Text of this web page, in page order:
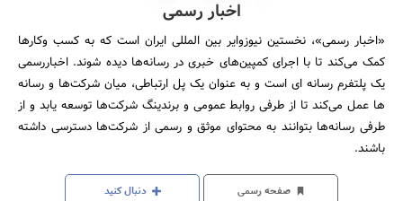
اخبار رسمی
«اخبار رسمی»، نخستین نیوزوایر بین المللی ایران است که به کسب وکارها
کمک می‌‎کند تا با اجرای کمپین‌های خبری در رسانه‌ها دیده شوند. اخباررسمی
یک پلتفرم رسانه ای است و به عنوان یک پل ارتباطی، میان شرکت‌ها و رسانه
ها عمل می‌کند تا از طرفی روابط عمومی و برندینگ شرکت‌ها توسعه یابد و از
طرفی رسانه‌ها بتوانند به محتوای موثق و رسمی از شرکت‌ها دسترسی داشته
باشند.
صفحه رسمی دنبال کنید